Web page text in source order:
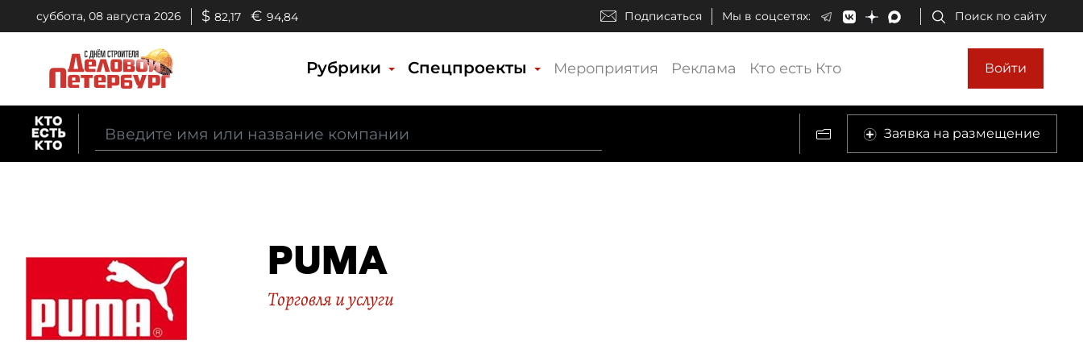
суббота, 08 августа 2026 $ 82,17 € 94,84 Подписаться Мы в соцсетях: Поиск по сайту
Рубрики Спецпроекты Мероприятия Реклама Кто есть Кто Войти
Заявка на размещение
PUMA
Торговля и услуги